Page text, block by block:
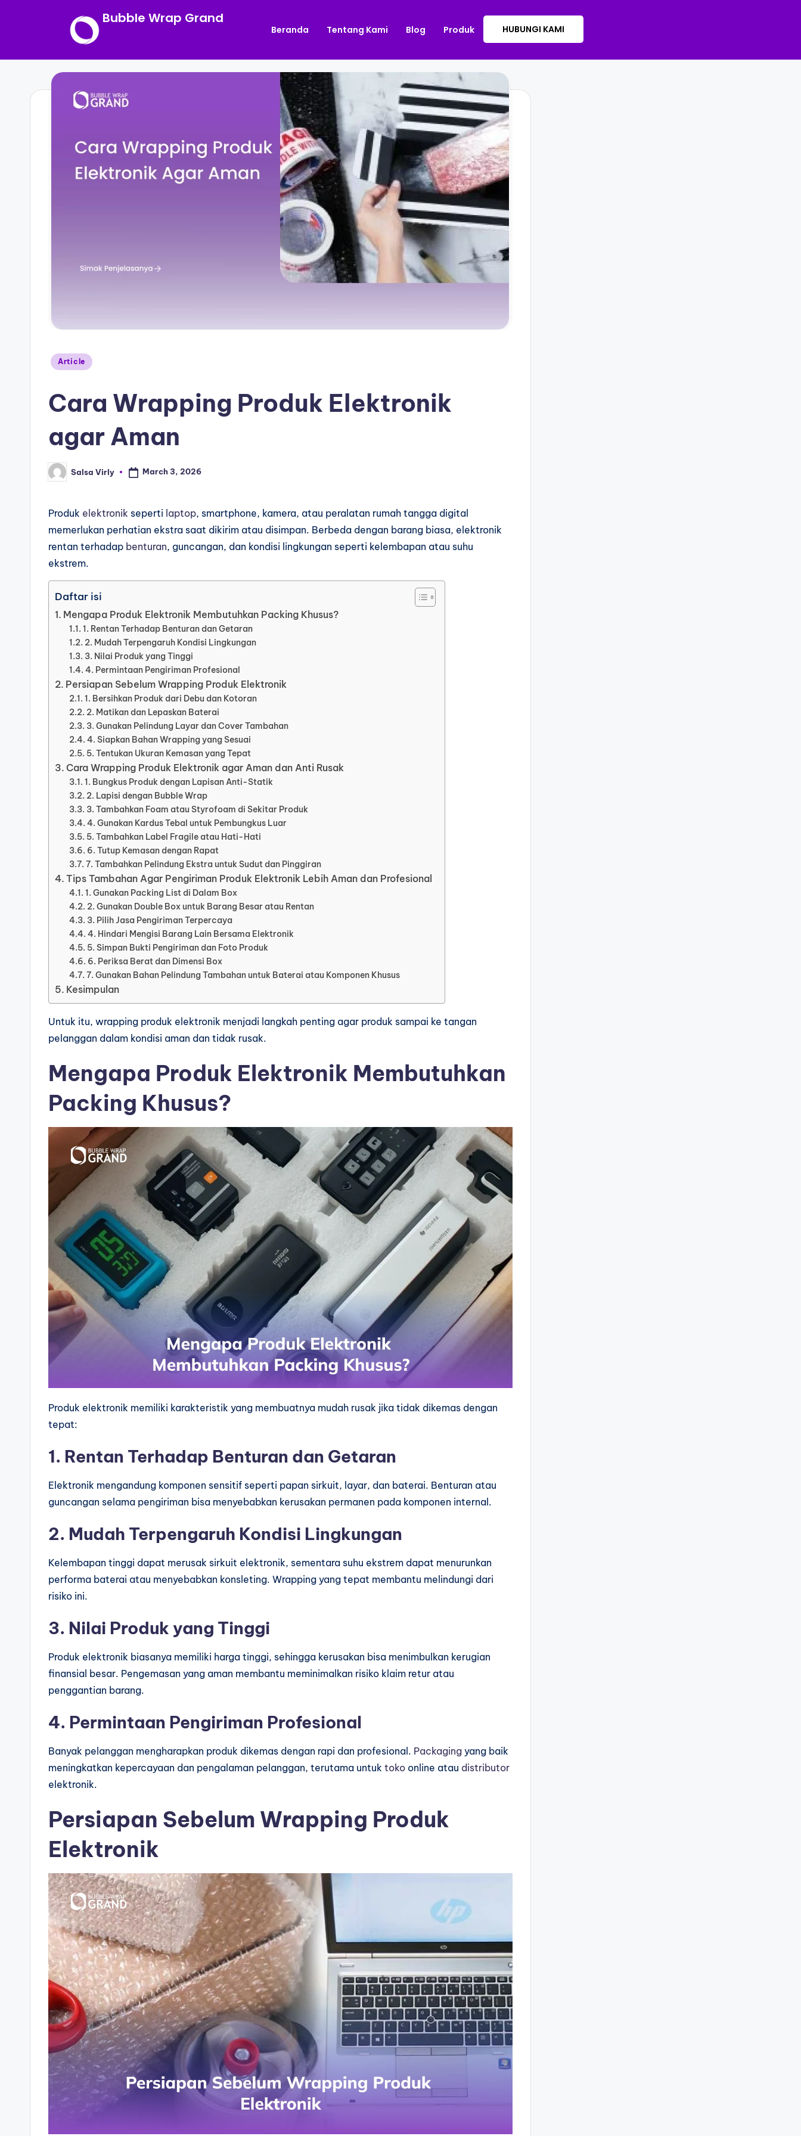
Bubble Wrap Grand
Beranda Tentang Kami Blog Produk HUBUNGI KAMI
Article
Cara Wrapping Produk Elektronik
agar Aman
Salsa Virly March 3, 2026
Produk elektronik seperti laptop, smartphone, kamera, atau peralatan rumah tangga digital
memerlukan perhatian ekstra saat dikirim atau disimpan. Berbeda dengan barang biasa, elektronik
rentan terhadap benturan, guncangan, dan kondisi lingkungan seperti kelembapan atau suhu
ekstrem.
Daftar isi
Mengapa Produk Elektronik Membutuhkan Packing Khusus?
1. Rentan Terhadap Benturan dan Getaran
2. Mudah Terpengaruh Kondisi Lingkungan
3. Nilai Produk yang Tinggi
4. Permintaan Pengiriman Profesional
Persiapan Sebelum Wrapping Produk Elektronik
1. Bersihkan Produk dari Debu dan Kotoran
2. Matikan dan Lepaskan Baterai
3. Gunakan Pelindung Layar dan Cover Tambahan
4. Siapkan Bahan Wrapping yang Sesuai
5. Tentukan Ukuran Kemasan yang Tepat
Cara Wrapping Produk Elektronik agar Aman dan Anti Rusak
1. Bungkus Produk dengan Lapisan Anti-Statik
2. Lapisi dengan Bubble Wrap
3. Tambahkan Foam atau Styrofoam di Sekitar Produk
4. Gunakan Kardus Tebal untuk Pembungkus Luar
5. Tambahkan Label Fragile atau Hati-Hati
6. Tutup Kemasan dengan Rapat
7. Tambahkan Pelindung Ekstra untuk Sudut dan Pinggiran
Tips Tambahan Agar Pengiriman Produk Elektronik Lebih Aman dan Profesional
1. Gunakan Packing List di Dalam Box
2. Gunakan Double Box untuk Barang Besar atau Rentan
3. Pilih Jasa Pengiriman Terpercaya
4. Hindari Mengisi Barang Lain Bersama Elektronik
5. Simpan Bukti Pengiriman dan Foto Produk
6. Periksa Berat dan Dimensi Box
7. Gunakan Bahan Pelindung Tambahan untuk Baterai atau Komponen Khusus
Kesimpulan
Untuk itu, wrapping produk elektronik menjadi langkah penting agar produk sampai ke tangan
pelanggan dalam kondisi aman dan tidak rusak.
Mengapa Produk Elektronik Membutuhkan
Packing Khusus?
Produk elektronik memiliki karakteristik yang membuatnya mudah rusak jika tidak dikemas dengan
tepat:
1. Rentan Terhadap Benturan dan Getaran
Elektronik mengandung komponen sensitif seperti papan sirkuit, layar, dan baterai. Benturan atau
guncangan selama pengiriman bisa menyebabkan kerusakan permanen pada komponen internal.
2. Mudah Terpengaruh Kondisi Lingkungan
Kelembapan tinggi dapat merusak sirkuit elektronik, sementara suhu ekstrem dapat menurunkan
performa baterai atau menyebabkan konsleting. Wrapping yang tepat membantu melindungi dari
risiko ini.
3. Nilai Produk yang Tinggi
Produk elektronik biasanya memiliki harga tinggi, sehingga kerusakan bisa menimbulkan kerugian
finansial besar. Pengemasan yang aman membantu meminimalkan risiko klaim retur atau
penggantian barang.
4. Permintaan Pengiriman Profesional
Banyak pelanggan mengharapkan produk dikemas dengan rapi dan profesional. Packaging yang baik
meningkatkan kepercayaan dan pengalaman pelanggan, terutama untuk toko online atau distributor
elektronik.
Persiapan Sebelum Wrapping Produk
Elektronik